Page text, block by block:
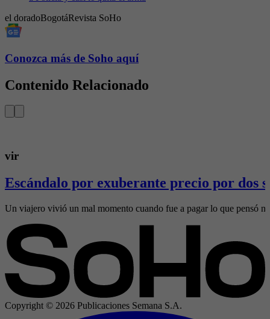
el doradoBogotáRevista SoHo
Conozca más de Soho aquí
Contenido Relacionado
vir
Escándalo por exuberante precio por dos
Un viajero vivió un mal momento cuando fue a pagar lo que pensó
Copyright © 2026 Publicaciones Semana S.A.